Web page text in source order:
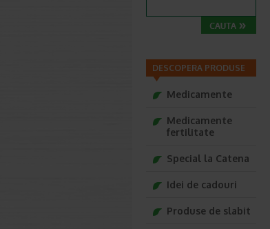
DESCOPERA PRODUSE
Medicamente
Medicamente
fertilitate
Special la Catena
Idei de cadouri
Produse de slabit